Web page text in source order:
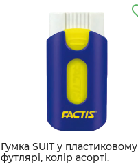
Гумка SUIT у пластиковому
футлярі, колір асорті.